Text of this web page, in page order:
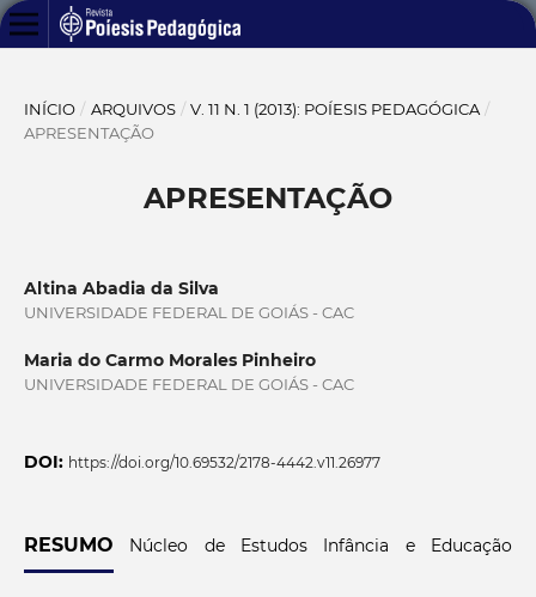
INÍCIO / ARQUIVOS / V. 11 N. 1 (2013): POÍESIS PEDAGÓGICA /
APRESENTAÇÃO
APRESENTAÇÃO
Altina Abadia da Silva
UNIVERSIDADE FEDERAL DE GOIÁS - CAC
Maria do Carmo Morales Pinheiro
UNIVERSIDADE FEDERAL DE GOIÁS - CAC
DOI: https://doi.org/10.69532/2178-4442.v11.26977
RESUMO Núcleo de Estudos Infância e Educação